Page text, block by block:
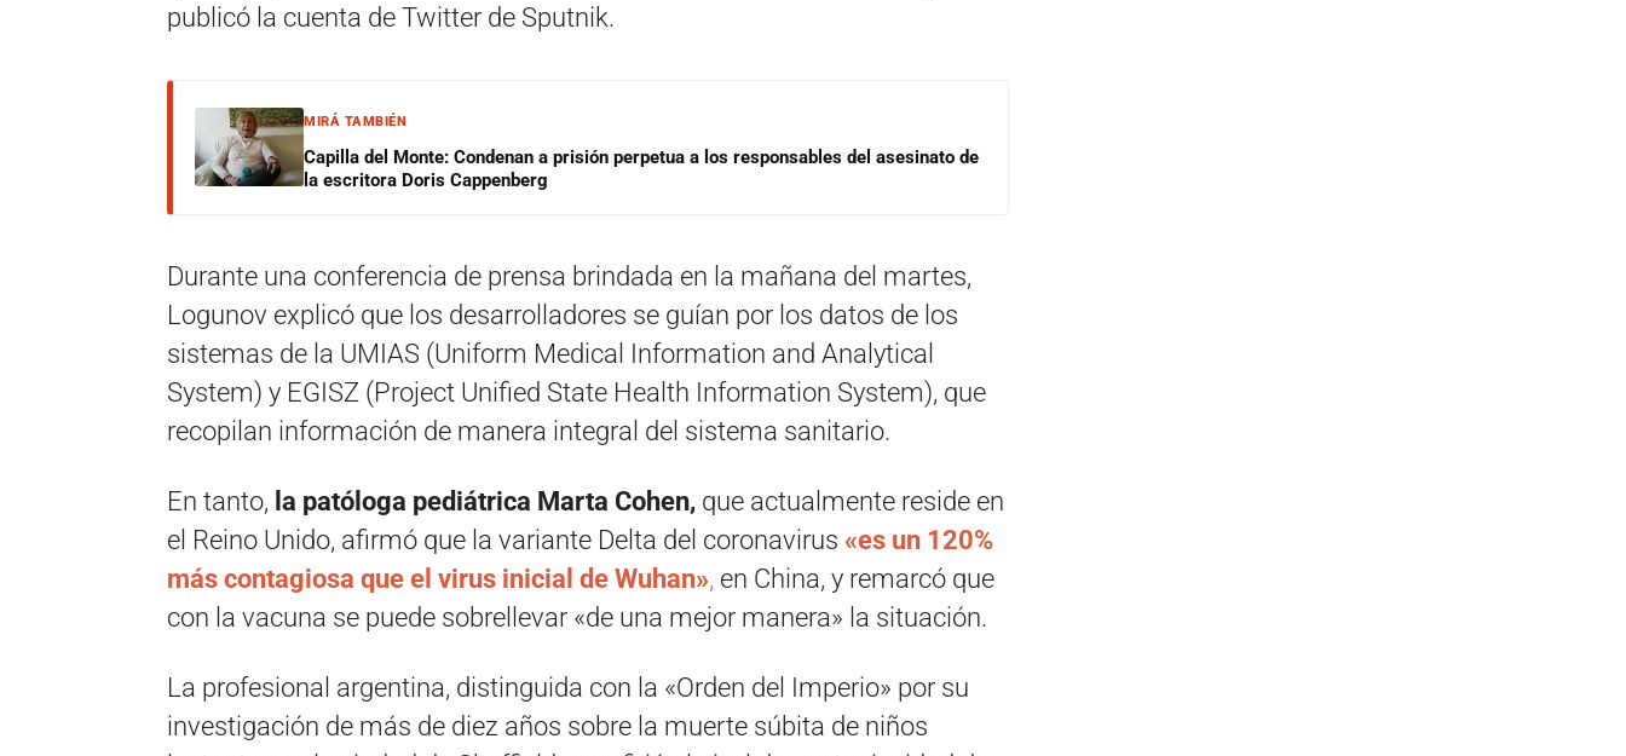
publicó la cuenta de Twitter de Sputnik.
MIRÁ TAMBIÉN
Capilla del Monte: Condenan a prisión perpetua a los responsables del asesinato de
la escritora Doris Cappenberg
Durante una conferencia de prensa brindada en la mañana del martes,
Logunov explicó que los desarrolladores se guían por los datos de los
sistemas de la UMIAS (Uniform Medical Information and Analytical
System) y EGISZ (Project Unified State Health Information System), que
recopilan información de manera integral del sistema sanitario.
En tanto, la patóloga pediátrica Marta Cohen, que actualmente reside en
el Reino Unido, afirmó que la variante Delta del coronavirus «es un 120%
más contagiosa que el virus inicial de Wuhan», en China, y remarcó que
con la vacuna se puede sobrellevar «de una mejor manera» la situación.
La profesional argentina, distinguida con la «Orden del Imperio» por su
investigación de más de diez años sobre la muerte súbita de niños